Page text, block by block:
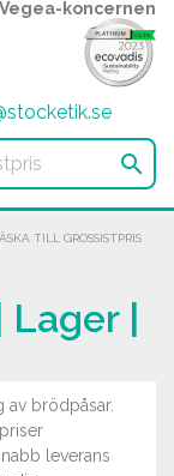
Vegea-koncernen

TILL GROSSISTPRIS
|
av brödpåsar.
leverans